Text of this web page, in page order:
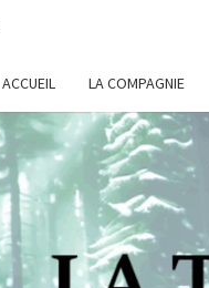
ACCUEIL LA COMPAGNIE